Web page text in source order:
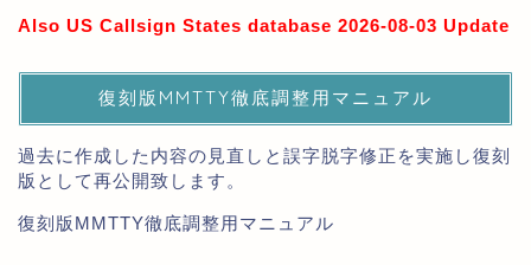
Also US Callsign States database 2026-08-03 Update
復刻版MMTTY徹底調整用マニュアル
過去に作成した内容の見直しと誤字脱字修正を実施し復刻
版として再公開致します。
復刻版MMTTY徹底調整用マニュアル